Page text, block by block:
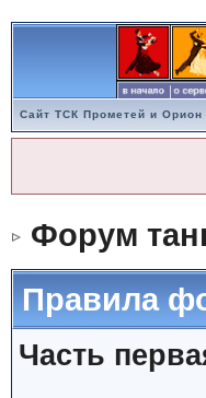
Сайт ТСК Прометей и Орион
Форум
Правила
Часть